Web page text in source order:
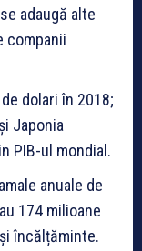
adaugă alte
companii
dolari în 2018;
Japonia
PIB-ul mondial.
anuale de
174 milioane
încălțăminte.